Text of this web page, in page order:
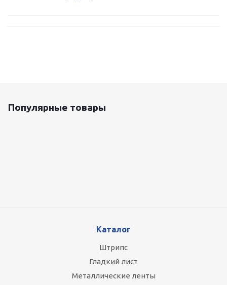
Популярные товары
Каталог
Штрипс
Гладкий лист
Металлические ленты